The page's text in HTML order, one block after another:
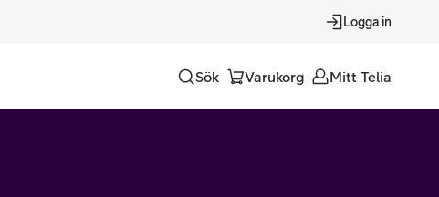
Logga in
Sök Varukorg Mitt Telia